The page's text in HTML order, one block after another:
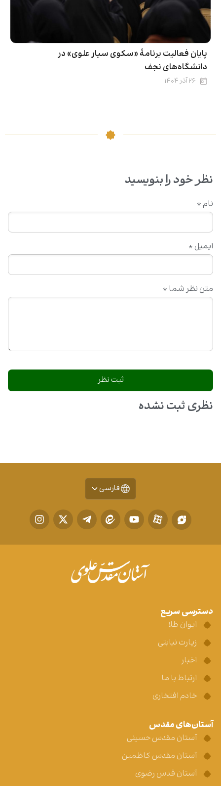
پایان فعالیت برنامۀ «سکوی سیار علوی» در
دانشگاه‌های نجف
۲۶ آذر ۱۴۰۴
نظر خود را بنویسید
متن نظر شما *
نام *
ایمیل *
نظری ثبت نشده
فارسی
دسترسی سریع
ایوان طلا
زیارت نیابتی
اخبار
ارتباط با ما
خادم افتخاری
آستان‌های مقدس
آستان مقدس حسینی
آستان مقدس کاظمین
آستان قدس رضوی